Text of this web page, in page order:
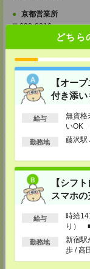
どちら
【オー
付き添
給与
無資
いOK
以上
勤務地 藤沢駅
【シフ
スマホ
給与
時給
り）
る
勤務地
新宿駅
歩 / 高
京都営業所
〒600-8216
京都府京都市下京区
FAX：0120-709-751
担当：採用担当
大阪営業所
〒530-0017
大阪府大阪市北区角
TEL：0120-995-985
FAX：0120-992-568
担当：採用担当
〒650-0044
兵庫県神戸市中央区
ル18階
TEL：0120-995-984
FAX：0120-709-785
担当：採用担当
〒730-0031
広島県広島市中区紙
TEL：0120-709-707